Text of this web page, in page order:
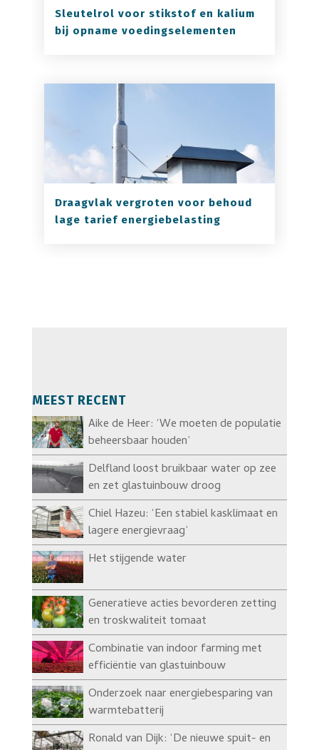
Sleutelrol voor stikstof en kalium
bij opname voedingselementen
Draagvlak vergroten voor behoud
lage tarief energiebelasting
MEEST RECENT
Aike de Heer: ‘We moeten de populatie
beheersbaar houden’
Delfland loost bruikbaar water op zee
en zet glastuinbouw droog
Chiel Hazeu: ‘Een stabiel kasklimaat en
lagere energievraag’
Het stijgende water
Generatieve acties bevorderen zetting
en troskwaliteit tomaat
Combinatie van indoor farming met
efficiëntie van glastuinbouw
Onderzoek naar energiebesparing van
warmtebatterij
Ronald van Dijk: ‘De nieuwe spuit- en